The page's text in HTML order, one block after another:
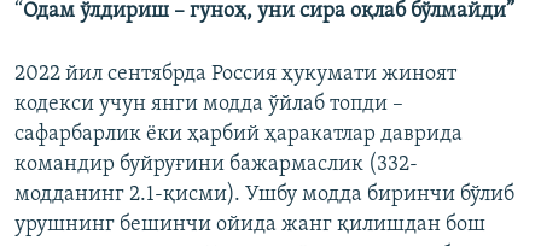
“Одам ўлдириш – гуноҳ, уни сира оқлаб бўлмайди”
2022 йил сентябрда Россия ҳукумати жиноят
кодекси учун янги модда ўйлаб топди –
сафарбарлик ёки ҳарбий ҳаракатлар даврида
командир буйруғини бажармаслик (332-
модданинг 2.1-қисми). Ушбу модда биринчи бўлиб
урушнинг бешинчи ойида жанг қилишдан бош